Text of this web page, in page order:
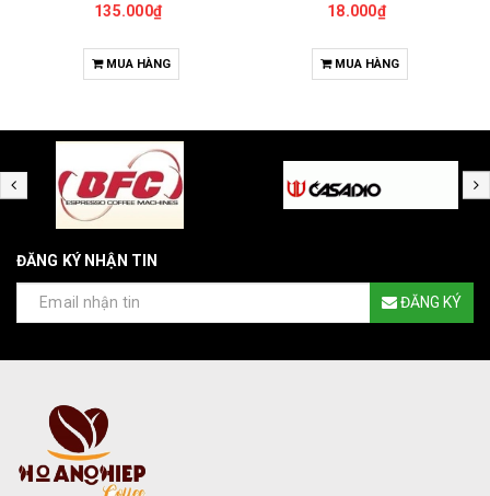
135.000₫
MUA HÀNG
18.000₫
MUA HÀNG
ĐĂNG KÝ NHẬN TIN
ĐĂNG KÝ